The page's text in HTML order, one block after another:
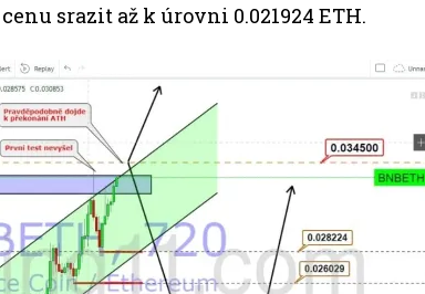
srazit až k úrovni 0.021924 ETH.